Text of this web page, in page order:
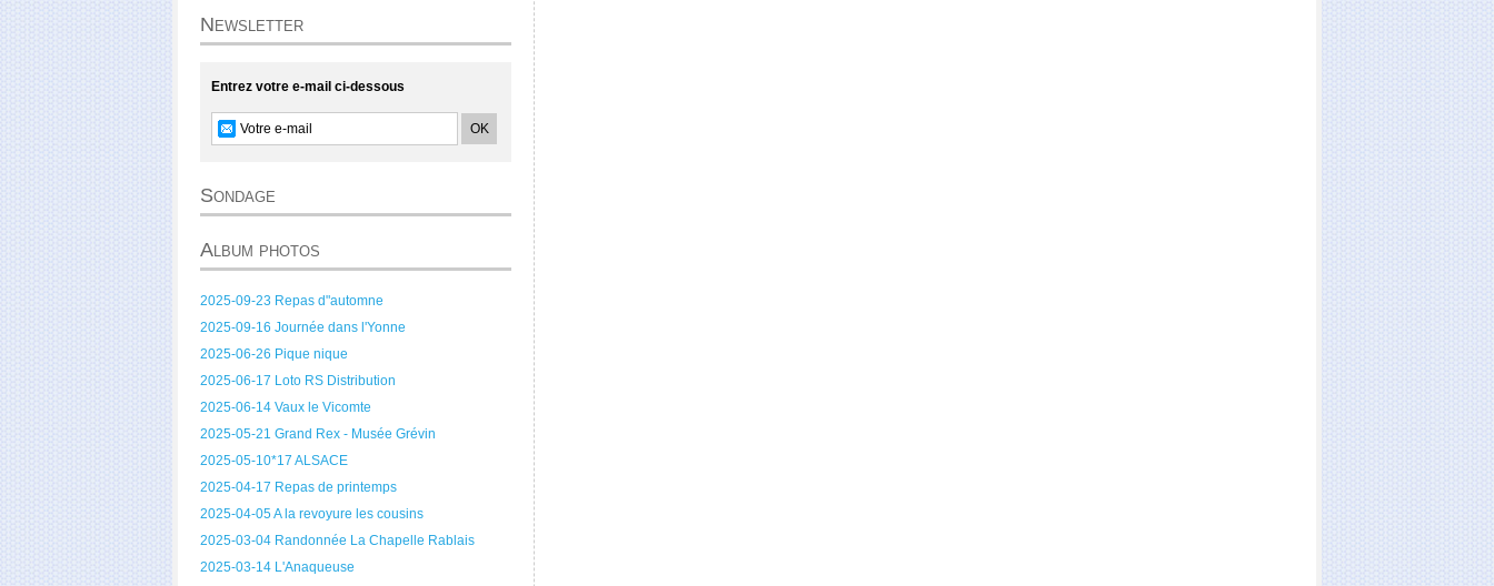
Newsletter
Entrez votre e-mail ci-dessous
Sondage
Album photos
2025-09-23 Repas d"automne
2025-09-16 Journée dans l'Yonne
2025-06-26 Pique nique
2025-06-17 Loto RS Distribution
2025-06-14 Vaux le Vicomte
2025-05-21 Grand Rex - Musée Grévin
2025-05-10*17 ALSACE
2025-04-17 Repas de printemps
2025-04-05 A la revoyure les cousins
2025-03-04 Randonnée La Chapelle Rablais
2025-03-14 L'Anaqueuse